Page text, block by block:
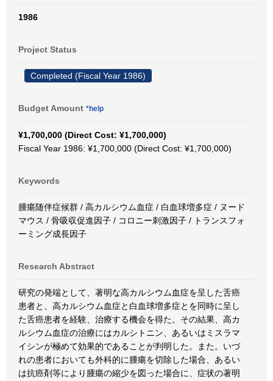
1986
Project Status
Completed (Fiscal Year 1986)
Budget Amount *help
¥1,700,000 (Direct Cost: ¥1,700,000)
Fiscal Year 1986: ¥1,700,000 (Direct Cost: ¥1,700,000)
Keywords
腫瘍随伴症候群 / 高カルシウム血症 / 白血球増多症 / ヌード
マウス / 骨吸収促進因子 / コロニー刺激因子 / トランスフォ
ーミング成長因子
Research Abstract
研究の発端として、著明な高カルシウム血症を呈した舌癌
患者と、高カルシウム血症と白血球増多症とを同時に呈し
た舌癌患者を経験、治療する機会を得た。その結果、高カ
ルシウム血症の治療にはカルシトニン、あるいはミスラマ
イシンが極めて効果的であることが判明した。また。いづ
れの患者においても外科的に腫瘍を切除した場合、あるい
は抗癌剤等により腫瘍の縮少を図った場合に、症状の著明